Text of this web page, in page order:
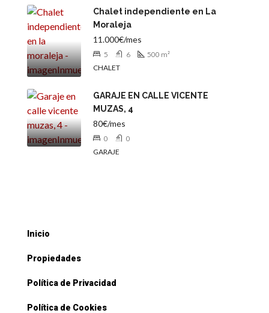
Chalet independiente en La
Moraleja
11.000€/mes
5 6 500 m²
CHALET
GARAJE EN CALLE VICENTE
MUZAS, 4
80€/mes
0
0
GARAJE
Inicio
Propiedades
Política de Privacidad
Política de Cookies